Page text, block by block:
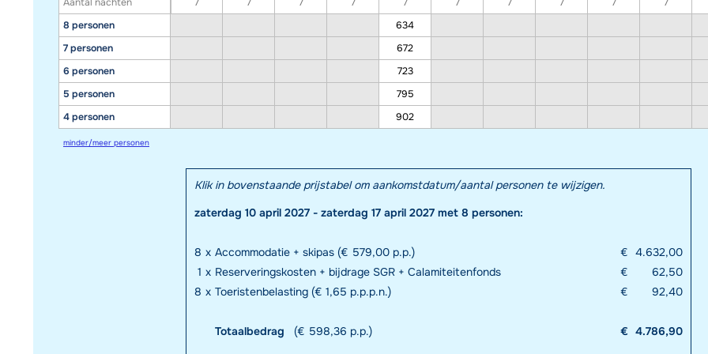
8 personen
7 personen
6 personen
5 personen
4 personen
634
672
723
795
902
minder/meer personen
Klik in bovenstaande prijstabel om aankomstdatum/aantal personen te wijzigen.
zaterdag 10 april 2027 - zaterdag 17 april 2027 met 8 personen:
8 x Accommodatie + skipas (€ 579,00 p.p.) € 4.632,00
1 x Reserveringskosten + bijdrage SGR + Calamiteitenfonds €
62,50
8 x Toeristenbelasting (€ 1,65 p.p.p.n.) € 92,40
Totaalbedrag (€ 598,36 p.p.) € 4.786,90